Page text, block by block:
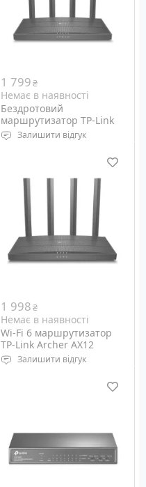
1 799₴
Немає в наявності
Бездротовий
маршрутизатор TP-Link
Archer C80 AC1900
Залишити відгук
Wi-Fi: 5 GHz 802.11ac/n/a,
Порти: Ethernet
10/100/1000M, RJ-45 - 1+4
1 998₴
Немає в наявності
Wi-Fi 6 маршрутизатор
TP-Link Archer AX12
AX1500Залишити відгук
RJ-45 - 1+3 шт